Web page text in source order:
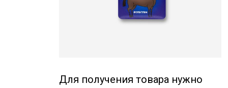
Для получения товара нужно